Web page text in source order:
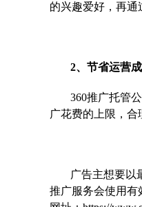
的兴趣爱好，再通
2、节省运营
360推广托管
广花费的上限，合
广告主想要以
推广服务会使用有